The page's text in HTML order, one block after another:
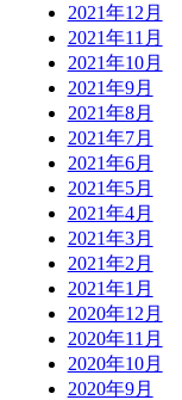
2021年12月
2021年11月
2021年10月
2021年9月
2021年8月
2021年7月
2021年6月
2021年5月
2021年4月
2021年3月
2021年2月
2021年1月
2020年12月
2020年11月
2020年10月
2020年9月